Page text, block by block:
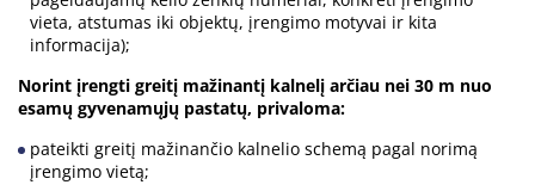
vieta, atstumas iki objektų, įrengimo motyvai ir kita
informacija);
Norint įrengti greitį mažinantį kalnelį arčiau nei 30 m nuo
esamų gyvenamųjų pastatų, privaloma:
pateikti greitį mažinančio kalnelio schemą pagal norimą
įrengimo vietą;